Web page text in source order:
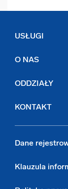
USŁUGI
O NAS
ODDZIAŁY
KONTAKT
Dane
Klauzula